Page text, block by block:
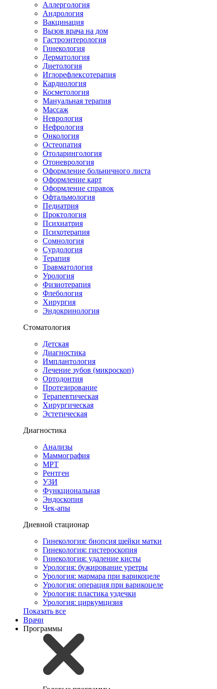
Аллергология
Андрология
Вакцинация
Вызов врача на дом
Гастроэнтерология
Гинекология
Дерматология
Диетология
Иглорефлексотерапия
Кардиология
Косметология
Мануальная терапия
Массаж
Неврология
Нефрология
Онкология
Остеопатия
Отоларингология
Отоневрология
Оформление больничного листа
Оформление карт
Оформление справок
Офтальмология
Педиатрия
Проктология
Психиатрия
Психотерапия
Сомнология
Сурдология
Терапия
Травматология
Урология
Физиотерапия
Флебология
Хирургия
Эндокринология
Стоматология
Детская
Диагностика
Имплантология
Лечение зубов (микроскоп)
Ортодонтия
Протезирование
Терапевтическая
Хирургическая
Эстетическая
Диагностика
Анализы
Маммография
МРТ
Рентген
УЗИ
Функциональная
Эндоскопия
Чек-апы
Дневной стационар
Гинекология: биопсия шейки матки
Гинекология: гистероскопия
Гинекология: удаление кисты
Урология: бужирование уретры
Урология: мармара при варикоцеле
Урология: операция при варикоцеле
Урология: пластика уздечки
Урология: циркумцизия
Показать все
Врачи
Программы